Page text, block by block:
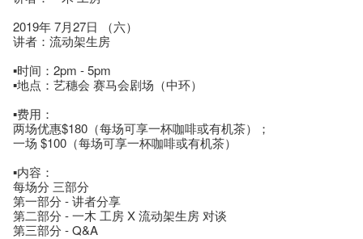
2019年 7月27日 （六）
讲者：流动架生房
▪️时间：2pm - 5pm
▪️地点：艺穗会 赛马会剧场（中环）
▪️费用：
两场优惠$180（每场可享一杯咖啡或有机茶）；
一场 $100（每场可享一杯咖啡或有机茶）
▪️内容：
每场分 三部分
第一部分 - 讲者分享
第二部分 - 一木 工房 X 流动架生房 对谈
第三部分 - Q&A